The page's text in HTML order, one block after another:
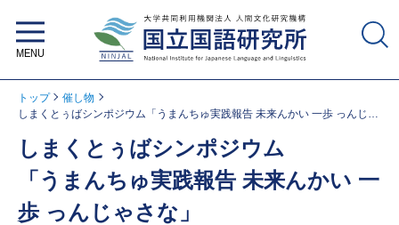
トップ
催し物
しまくとぅばシンポジウム「うまんちゅ実践報告 未来んかい 一歩 っんじゃ
しまくとぅばシンポジウム
「うまんちゅ実践報告 未来んかい 一
歩 っんじゃさな」